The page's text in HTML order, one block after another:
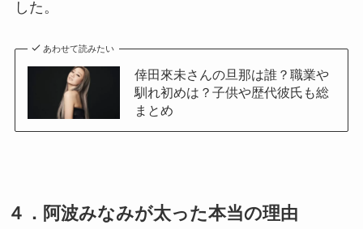
した。
あわせて読みたい
倖田來未さんの旦那は誰？職業や
馴れ初めは？子供や歴代彼氏も総
まとめ
４． 阿波みなみが太った本当の理由